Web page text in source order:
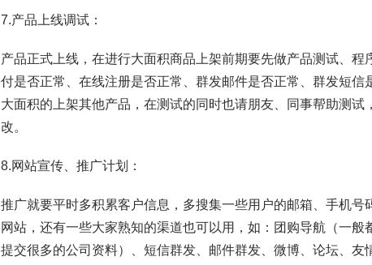
7.产品上线调试：
产品正式上线，在进行大面积商品上架前期要先做产品测试、
付是否正常、在线注册是否正常、群发邮件是否正常、群发短
大面积的上架其他产品，在测试的同时也请朋友、同事帮助测试
改。
8.网站宣传、推广计划：
推广就要平时多积累客户信息，多搜集一些用户的邮箱、手机
网站，还有一些大家熟知的渠道也可以用，如：团购导航（一
提交很多的公司资料）、短信群发、邮件群发、微博、论坛、友